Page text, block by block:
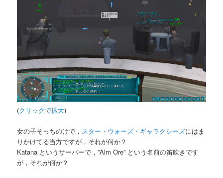
(クリックで拡大)
女の子そっちのけで， スター・ウォーズ・ギャラクシーズにはま
りかけてる当方ですが，それが何か？
Katana というサーバーで，”Alm Ore” という名前の笛吹きです
が，それが何か？